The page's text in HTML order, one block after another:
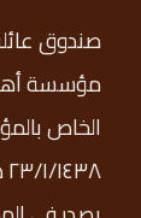
صندوق
مؤسسة